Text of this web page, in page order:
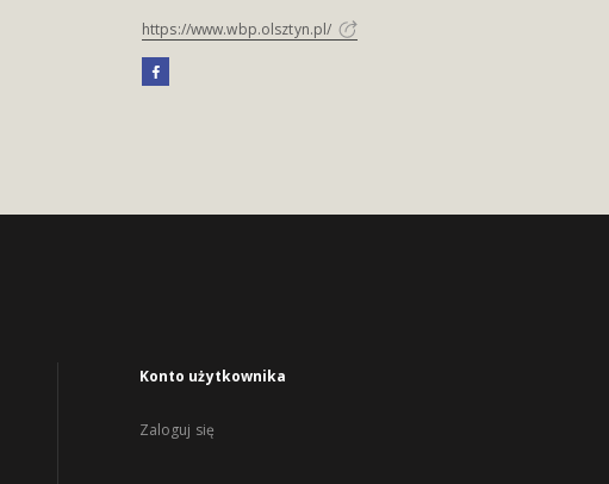
https://www.wbp.olsztyn.pl/
Konto użytkownika
Zaloguj się